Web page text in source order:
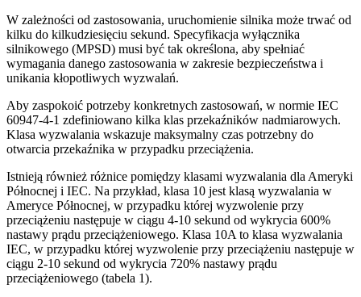
W zależności od zastosowania, uruchomienie silnika może trwać od
kilku do kilkudziesięciu sekund. Specyfikacja wyłącznika
silnikowego (MPSD) musi być tak określona, aby spełniać
wymagania danego zastosowania w zakresie bezpieczeństwa i
unikania kłopotliwych wyzwalań.
Aby zaspokoić potrzeby konkretnych zastosowań, w normie IEC
60947-4-1 zdefiniowano kilka klas przekaźników nadmiarowych.
Klasa wyzwalania wskazuje maksymalny czas potrzebny do
otwarcia przekaźnika w przypadku przeciążenia.
Istnieją również różnice pomiędzy klasami wyzwalania dla Ameryki
Północnej i IEC. Na przykład, klasa 10 jest klasą wyzwalania w
Ameryce Północnej, w przypadku której wyzwolenie przy
przeciążeniu następuje w ciągu 4-10 sekund od wykrycia 600%
nastawy prądu przeciążeniowego. Klasa 10A to klasa wyzwalania
IEC, w przypadku której wyzwolenie przy przeciążeniu następuje w
ciągu 2-10 sekund od wykrycia 720% nastawy prądu
przeciążeniowego (tabela 1).